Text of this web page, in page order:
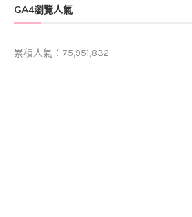
GA4瀏覽人氣
累積人氣：75,951,832